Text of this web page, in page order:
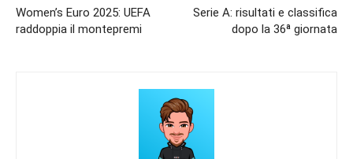
Women’s Euro 2025: UEFA
raddoppia il montepremi
Serie A: risultati e classifica
dopo la 36ª giornata